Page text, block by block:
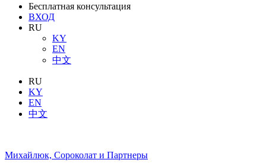
Бесплатная консультация
ВХОД
RU
KY
EN
中文
RU
KY
EN
中文
Михайлюк, Сороколат и Партнеры